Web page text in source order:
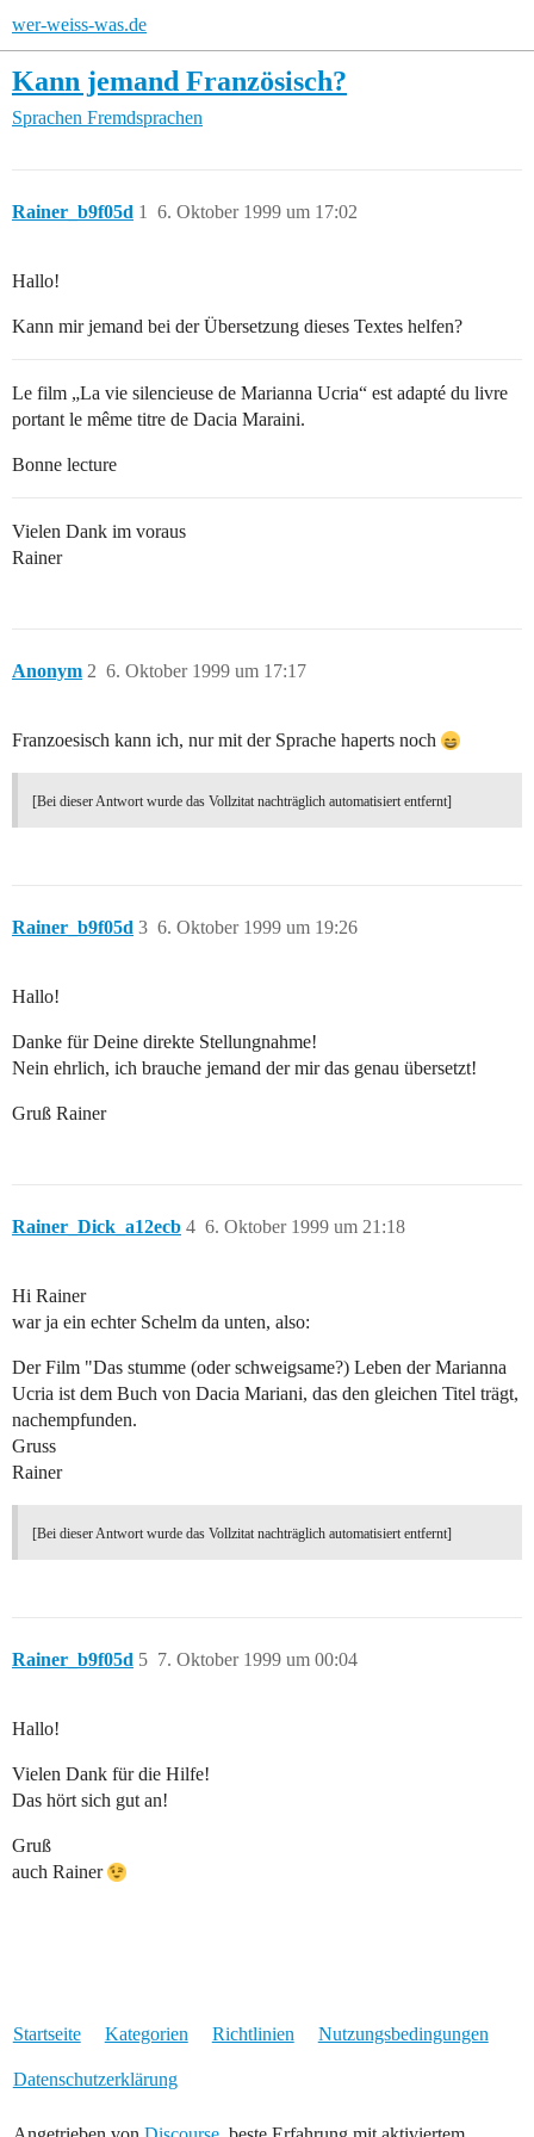
wer-weiss-was.de
Kann jemand Französisch?
Sprachen Fremdsprachen
Rainer_b9f05d 6. Oktober 1999 um 17:02
1
Hallo!
Kann mir jemand bei der Übersetzung dieses Textes helfen?
Le film „La vie silencieuse de Marianna Ucria“ est adapté du livre
portant le même titre de Dacia Maraini.
Bonne lecture
Vielen Dank im voraus
Rainer
Anonym 6. Oktober 1999 um 17:17
2
Franzoesisch kann ich, nur mit der Sprache haperts noch
[Bei dieser Antwort wurde das Vollzitat nachträglich automatisiert entfernt]
Rainer_b9f05d 6. Oktober 1999 um 19:26
3
Hallo!
Danke für Deine direkte Stellungnahme!
Nein ehrlich, ich brauche jemand der mir das genau übersetzt!
Gruß Rainer
Rainer_Dick_a12ecb 6. Oktober 1999 um 21:18
4
Hi Rainer
war ja ein echter Schelm da unten, also:
Der Film "Das stumme (oder schweigsame?) Leben der Marianna
Ucria ist dem Buch von Dacia Mariani, das den gleichen Titel trägt,
nachempfunden.
Gruss
Rainer
[Bei dieser Antwort wurde das Vollzitat nachträglich automatisiert entfernt]
Rainer_b9f05d 7. Oktober 1999 um 00:04
5
Hallo!
Vielen Dank für die Hilfe!
Das hört sich gut an!
Gruß
auch Rainer
Startseite Kategorien Richtlinien Nutzungsbedingungen
Datenschutzerklärung